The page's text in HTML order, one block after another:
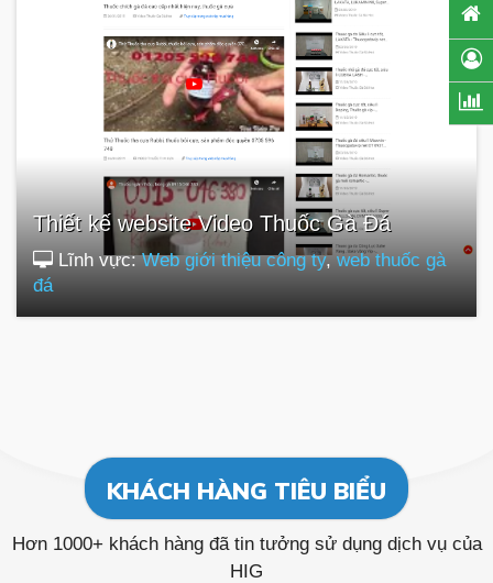
Thiết kế website Video Thuốc Gà Đá
Lĩnh vực:Web giới thiệu công ty, web thuốc gà
đá
KHÁCH HÀNG TIÊU BIỂU
Hơn 1000+ khách hàng đã tin tưởng sử dụng dịch vụ của
HIG